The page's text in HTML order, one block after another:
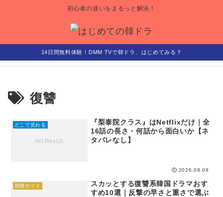
初心者の迷いをまるっと解決！
14日間無料体験！DMM TVで韓ドラ、はじめてみる？
復讐
どこで見れる
『梨泰院クラス』はNetflixだけ｜全
16話の長さ・何話から面白いか【ネ
タバレなし】
2026.08.08
視聴ガイド
スカッとする復讐系韓国ドラマおす
すめ10選｜反撃の早さと重さで選ぶ